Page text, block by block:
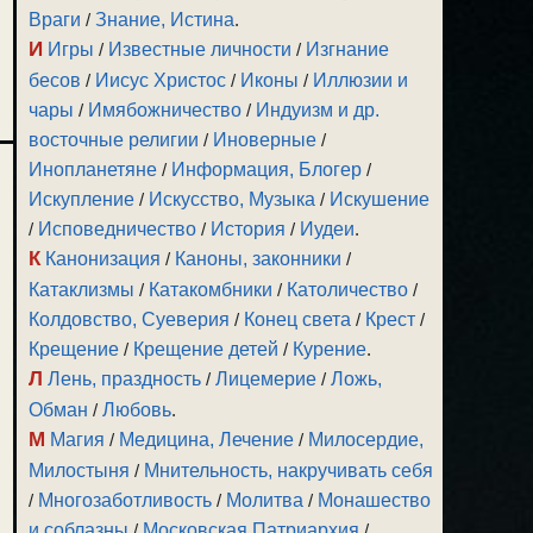
Враги /Знание, Истина.
И Игры / Известные личности / Изгнание
бесов / Иисус Христос / Иконы / Иллюзии и
чары / Имябожничество / Индуизм и др.
восточные религии / Иноверные /
Инопланетяне / Информация, Блогер /
Искупление / Искусство, Музыка / Искушение
/ Исповедничество / История / Иудеи.
К Канонизация / Каноны, законники /
Катаклизмы / Катакомбники / Католичество /
Колдовство, Суеверия / Конец света / Крест /
Крещение / Крещение детей / Курение.
Л Лень, праздность /Лицемерие /Ложь,
Обман /Любовь.
М Магия / Медицина, Лечение / Милосердие,
Милостыня / Мнительность, накручивать себя
/ Многозаботливость / Молитва / Монашество